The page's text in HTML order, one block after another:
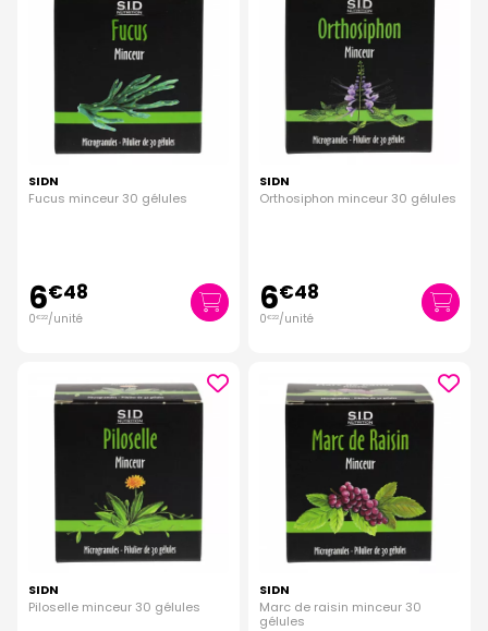
SIDN
Fucus minceur 30 gélules
6€48
0€22/unité
SIDN
Orthosiphon minceur 30 gélules
6€48
0€22/unité
SIDN
Piloselle minceur 30 gélules
SIDN
Marc de raisin minceur 30
gélules